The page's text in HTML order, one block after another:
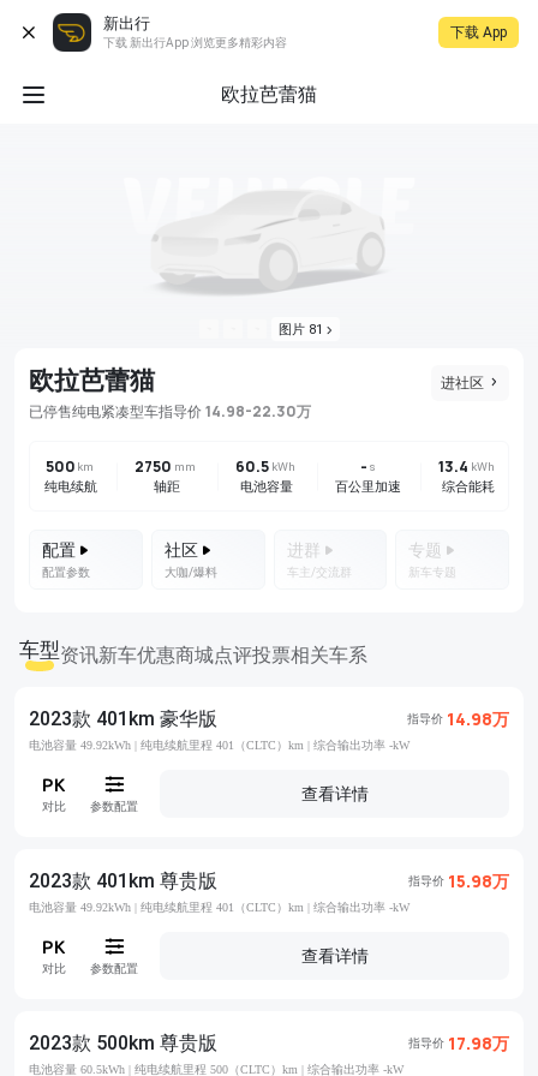
新出行
下载 新出行App 浏览更多精彩内容
下载 App
欧拉芭蕾猫
图片 81
进社区
欧拉芭蕾猫
已停售纯电紧凑型车指导价 14.98-22.30万
500 km
纯电续航
2750 mm
轴距
60.5 kWh
电池容量
- s
百公里加速
13.4 kWh
综合能耗
配置
配置参数
社区
大咖/爆料
进群
车主/交流群
专题
新车专题
车型资讯新车优惠商城点评投票相关车系
2023款 401km 豪华版 指导价 14.98万
电池容量 49.92kWh | 纯电续航里程 401（CLTC）km | 综合输出功率 -kW
对比 参数配置
查看详情
2023款 401km 尊贵版 指导价 15.98万
电池容量 49.92kWh | 纯电续航里程 401（CLTC）km | 综合输出功率 -kW
对比 参数配置
查看详情
2023款 500km 尊贵版 指导价 17.98万
电池容量 60.5kWh | 纯电续航里程 500（CLTC）km | 综合输出功率 -kW